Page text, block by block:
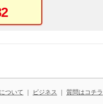
ついて ビジネス 質問はコチラ